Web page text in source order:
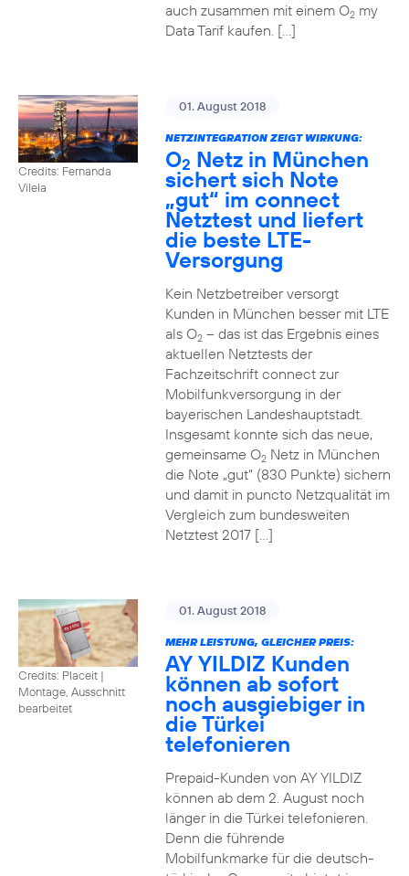
auch zusammen mit einem O2my
Data Tarif kaufen. […]
Credits: Fernanda
Vilela
01. August 2018
NETZINTEGRATION ZEIGT WIRKUNG:
O2 Netz in München
sichert sich Note
„gut“ im connect
Netztest und liefert
die beste LTE-
Versorgung
Kein Netzbetreiber versorgt
Kunden in München besser mit LTE
als O2– das ist das Ergebnis eines
aktuellen Netztests der
Fachzeitschrift connect zur
Mobilfunkversorgung in der
bayerischen Landeshauptstadt.
Insgesamt konnte sich das neue,
gemeinsame O2Netz in München
die Note „gut“ (830 Punkte) sichern
und damit in puncto Netzqualität im
Vergleich zum bundesweiten
Netztest 2017 […]
Credits: Placeit |
Montage, Ausschnitt
bearbeitet
01. August 2018
MEHR LEISTUNG, GLEICHER PREIS:
AY YILDIZ Kunden
können ab sofort
noch ausgiebiger in
die Türkei
telefonieren
Prepaid-Kunden von AY YILDIZ
können ab dem 2. August noch
länger in die Türkei telefonieren.
Denn die führende
Mobilfunkmarke für die deutsch-